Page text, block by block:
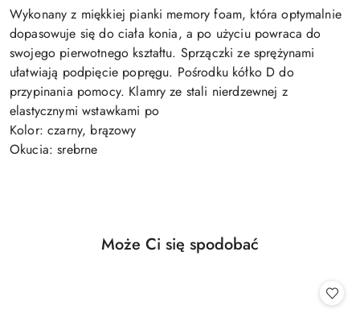
Wykonany z miękkiej pianki memory foam, która optymalnie
dopasowuje się do ciała konia, a po użyciu powraca do
swojego pierwotnego kształtu. Sprzączki ze sprężynami
ułatwiają podpięcie popręgu. Pośrodku kółko D do
przypinania pomocy. Klamry ze stali nierdzewnej z
elastycznymi wstawkami po
Kolor: czarny, brązowy
Okucia: srebrne
Pomiń karuzelę produktów
Produkty
Może Ci się spodobać